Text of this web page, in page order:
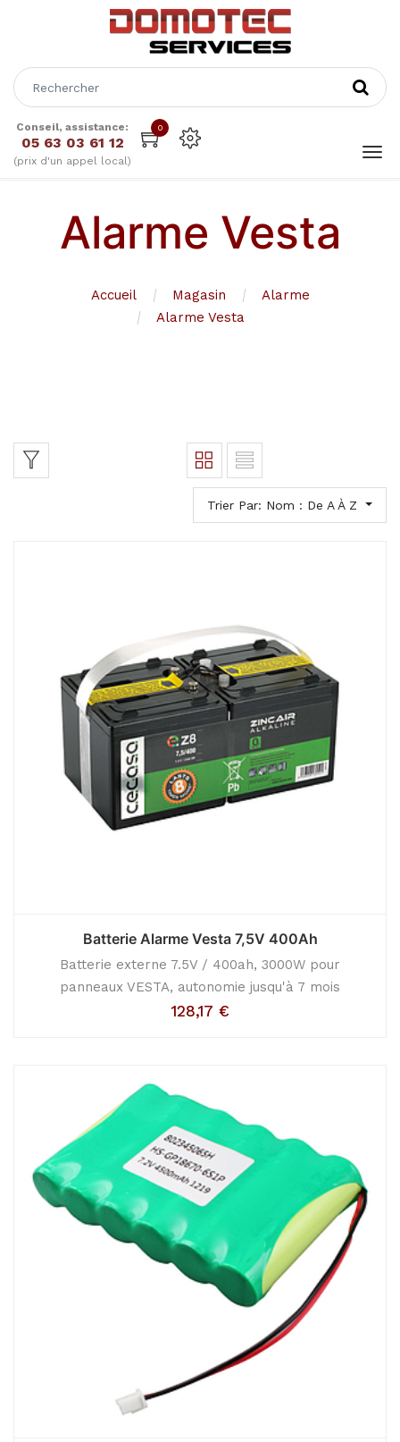
Conseil, assistance:
05 63 03 61 12
(prix d'un appel local)
0
Alarme Vesta
Accueil Magasin
Alarme
Alarme Vesta
Trier Par: Nom : De A À Z
Batterie Alarme Vesta 7,5V 400Ah
Batterie externe 7.5V / 400ah, 3000W pour
panneaux VESTA, autonomie jusqu'à 7 mois
128,17 €